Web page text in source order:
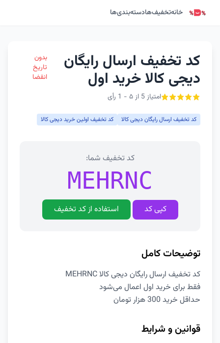
خانهتخفیف‌هادسته‌بندی‌ها
کد تخفیف ارسال رایگان
دیجی کالا خرید اول
امتیاز 5 از ۵ - 1 رأی
بدون
تاریخ
انقضا
کد تخفیف ارسال رایگان دیجی کالا کد تخفیف اولین خرید دیجی کالا
کد تخفیف شما:
MEHRNC
کپی کد استفاده از کد تخفیف
توضیحات کامل
کد تخفیف ارسال رایگان دیجی کالا MEHRNC
فقط برای خرید اول اعمال می‌شود
حداقل خرید 300 هزار تومان
قوانین و شرایط